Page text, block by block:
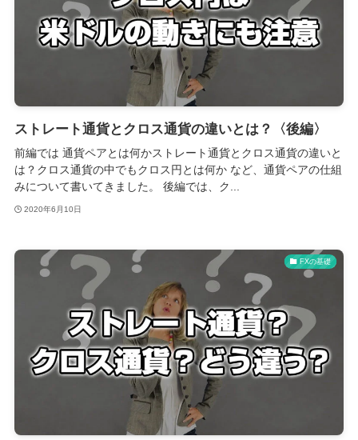
ストレート通貨とクロス通貨の違いとは？〈後編〉
前編では 通貨ペアとは何かストレート通貨とクロス通貨の違いと
は？クロス通貨の中でもクロス円とは何か など、通貨ペアの仕組
みについて書いてきました。 後編では、ク...
2020年6月10日
FXの基礎